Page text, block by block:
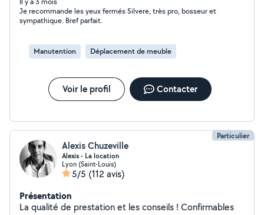
agglomération.
Je recommande les yeux fermés Silvere, très pro, bosseur et
sympathique. Bref parfait.
Manutention Déplacement de meuble
Voir le profil Contacter
Particulier
Alexis Chuzeville
Alexis - La location
Lyon (Saint-Louis)
5/5 (112 avis)
Présentation
La qualité de prestation et les conseils ! Confirmables